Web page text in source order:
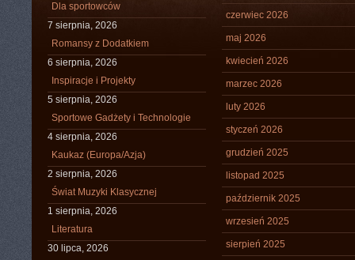
Dla sportowców
7 sierpnia, 2026
Romansy z Dodatkiem
6 sierpnia, 2026
Inspiracje i Projekty
5 sierpnia, 2026
Sportowe Gadżety i Technologie
4 sierpnia, 2026
Kaukaz (Europa/Azja)
2 sierpnia, 2026
Świat Muzyki Klasycznej
1 sierpnia, 2026
Literatura
30 lipca, 2026
czerwiec 2026
maj 2026
kwiecień 2026
marzec 2026
luty 2026
styczeń 2026
grudzień 2025
listopad 2025
październik 2025
wrzesień 2025
sierpień 2025